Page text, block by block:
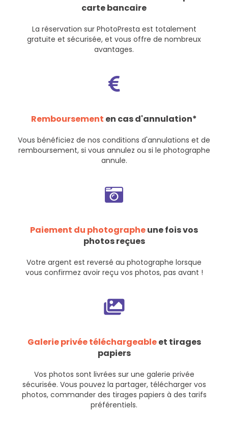
carte bancaire
La réservation sur PhotoPresta est totalement
gratuite et sécurisée, et vous offre de nombreux
avantages.
Remboursement en cas d'annulation*
Vous bénéficiez de nos conditions d'annulations et de
remboursement, si vous annulez ou si le photographe
annule.
Paiement du photographeune fois vos
photos reçues
Votre argent est reversé au photographe lorsque
vous confirmez avoir reçu vos photos, pas avant !
Galerie privée téléchargeableet tirages
papiers
Vos photos sont livrées sur une galerie privée
sécurisée. Vous pouvez la partager, télécharger vos
photos, commander des tirages papiers à des tarifs
préférentiels.